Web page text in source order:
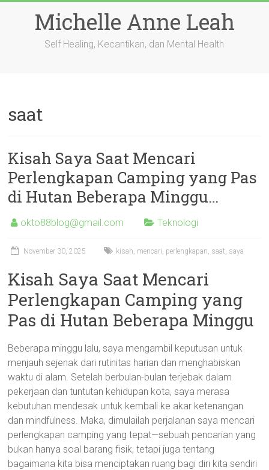
Michelle Anne Leah
Self Healing, Kecantikan, dan Mental Health
saat
Kisah Saya Saat Mencari
Perlengkapan Camping yang Pas
di Hutan Beberapa Minggu…
okto88blog@gmail.com Teknologi
November 30, 2025 kisah, mencari, perlengkapan, saat, saya
Kisah Saya Saat Mencari
Perlengkapan Camping yang
Pas di Hutan Beberapa Minggu
Beberapa minggu lalu, saya mengambil keputusan untuk
menjauh sejenak dari rutinitas harian dan menghabiskan
waktu di alam. Setelah berbulan-bulan terjebak dalam
pekerjaan dan tuntutan kehidupan kota, saya merasa
kebutuhan mendesak untuk kembali ke akar ketenangan
dan mindfulness. Maka, dimulailah perjalanan saya mencari
perlengkapan camping yang tepat—sebuah pencarian yang
bukan hanya soal barang fisik, tetapi juga tentang
bagaimana kita bisa menciptakan ruang bagi diri kita sendiri